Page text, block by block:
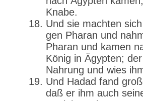
Knabe.
Und sie machten
gen Pharan und
Pharan und kamen
König in Ägypten;
Nahrung und wies
Und Hadad fand
daß er ihm auch